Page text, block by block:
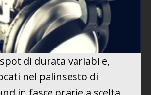
di durata variabile,
nel palinsesto di
in fasce orarie a scelta